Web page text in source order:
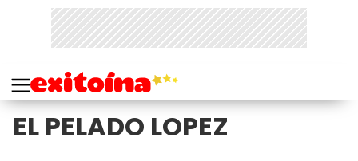
EL PELADO LOPEZ